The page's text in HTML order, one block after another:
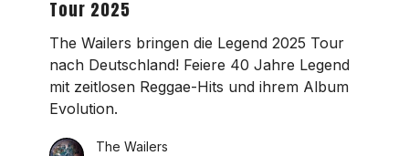
Germany
Tour
2025
Tour 2025
The Wailers bringen die Legend 2025 Tour
nach Deutschland! Feiere 40 Jahre Legend
mit zeitlosen Reggae-Hits und ihrem Album
Evolution.
The Wailers